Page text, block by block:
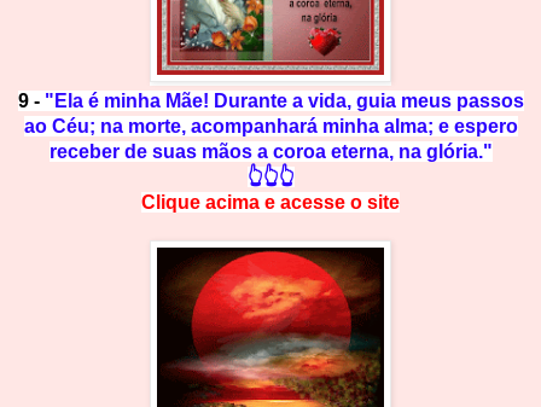
9 - "Ela é minha Mãe! Durante a vida, guia meus passos
ao Céu; na morte, acompanhará minha alma; e espero
receber de suas mãos a coroa eterna, na glória."
👆👆👆
Clique acima e acesse o site